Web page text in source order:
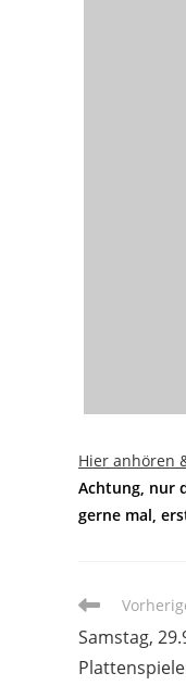
Hier anhören
Achtung, nur
gerne mal,
Weitere
ansehen
Samstag,